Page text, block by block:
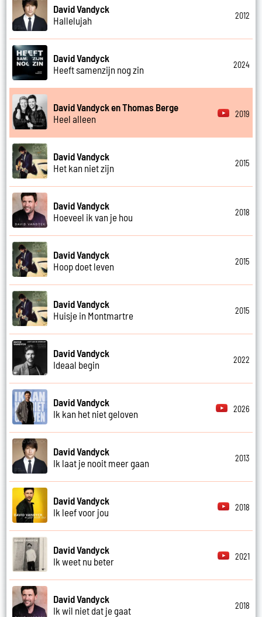
David Vandyck
Hallelujah
2012
David Vandyck
Heeft samenzijn nog zin
2024
David Vandyck en Thomas Berge
Heel alleen
2019
David Vandyck
Het kan niet zijn
2015
David Vandyck
Hoeveel ik van je hou
2018
David Vandyck
Hoop doet leven
2015
David Vandyck
Huisje in Montmartre
2015
David Vandyck
Ideaal begin
2022
David Vandyck
Ik kan het niet geloven
2026
David Vandyck
Ik laat je nooit meer gaan
2013
David Vandyck
Ik leef voor jou
2018
David Vandyck
Ik weet nu beter
2021
David Vandyck
Ik wil niet dat je gaat
2018